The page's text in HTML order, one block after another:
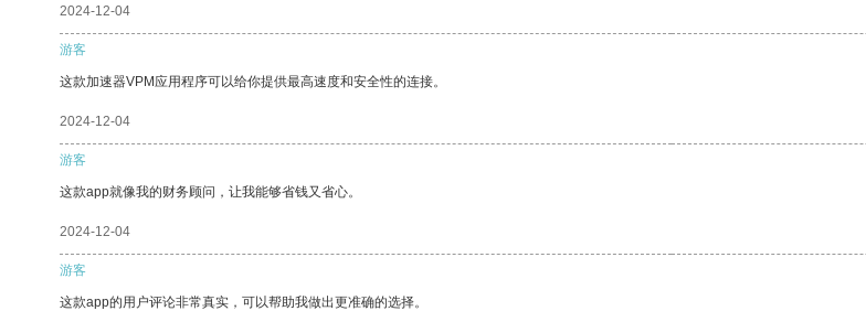
2024-12-04
游客
这款加速器VPM应用程序可以给你提供最高速度和安全性的连接。
2024-12-04
游客
这款app就像我的财务顾问，让我能够省钱又省心。
2024-12-04
游客
这款app的用户评论非常真实，可以帮助我做出更准确的选择。